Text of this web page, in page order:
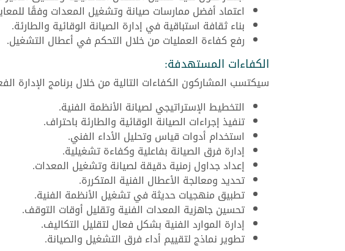
اعتماد أفضل ممارسات صيانة وتشغيل المعدات وفقًا
بناء ثقافة استباقية في إدارة الصيانة الوقائية والطارئة.
رفع كفاءة العمليات من خلال التحكم في أعطال التشغيل.
الكفاءات المستهدفة:
سيكتسب المشاركون الكفاءات التالية من خلال برنامج الإدارة
التخطيط الإستراتيجي لصيانة الأنظمة الفنية.
تنفيذ إجراءات الصيانة الوقائية والطارئة باحتراف.
استخدام أدوات قياس وتحليل الأداء الفني.
إدارة فرق الصيانة بفاعلية وكفاءة تشغيلية.
إعداد جداول زمنية دقيقة لصيانة وتشغيل المعدات.
تحديد ومعالجة الأعطال الفنية المتكررة.
تطبيق منهجيات حديثة في تشغيل الأنظمة الفنية.
تحسين جاهزية المعدات الفنية وتقليل أوقات التوقف.
إدارة الموارد الفنية بشكل فعال لتقليل التكاليف.
تطوير نماذج لتقييم أداء فرق التشغيل والصيانة.